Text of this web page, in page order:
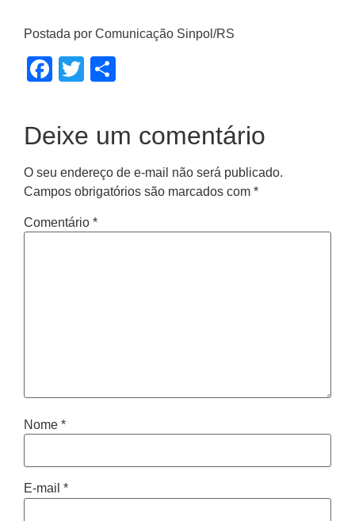
Postada por Comunicação Sinpol/RS
Facebook
Twitter
Deixe um comentário
O seu endereço de e-mail não será publicado.
Campos obrigatórios são marcados com *
Comentário *
Nome *
E-mail *